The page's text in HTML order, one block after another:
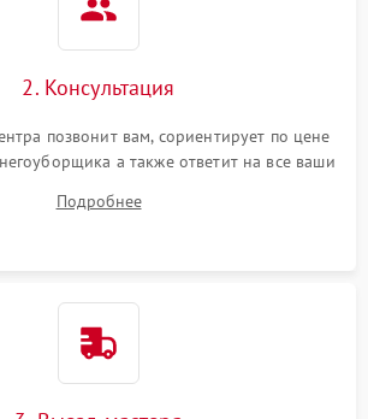
2. Консультация
позвонит вам, сориентирует по цене
а также ответит на все ваши
Подробнее